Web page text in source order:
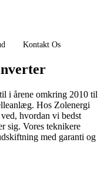
Kontakt Os
i årene omkring 2010 til
Hos Zolenergi
hvordan vi bedst
sig. Vores teknikere
med garanti og